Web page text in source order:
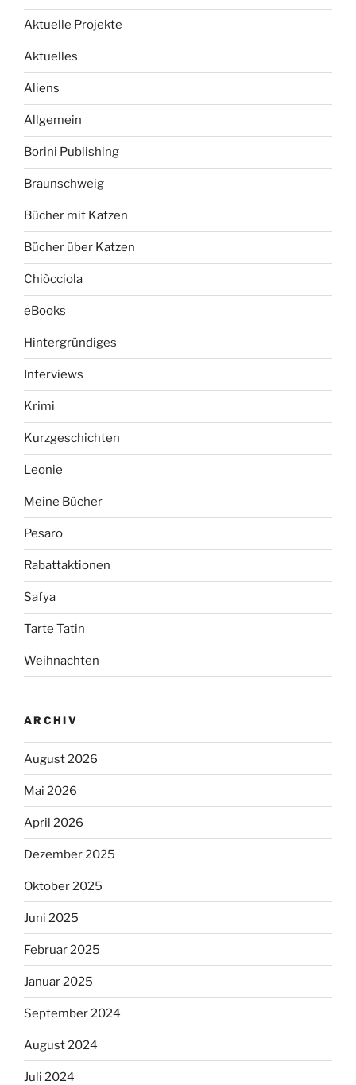
Aktuelle Projekte
Aktuelles
Aliens
Allgemein
Borini Publishing
Braunschweig
Bücher mit Katzen
Bücher über Katzen
Chiòcciola
eBooks
Hintergründiges
Interviews
Krimi
Kurzgeschichten
Leonie
Meine Bücher
Pesaro
Rabattaktionen
Safya
Tarte Tatin
Weihnachten
ARCHIV
August 2026
Mai 2026
April 2026
Dezember 2025
Oktober 2025
Juni 2025
Februar 2025
Januar 2025
September 2024
August 2024
Juli 2024